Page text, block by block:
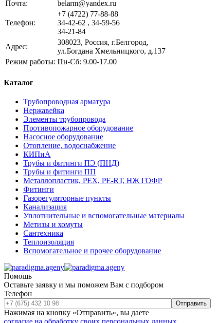
Почта:
belarm@yandex.ru
Телефон:
+7 (4722) 77-88-88
34-42-62 , 34-59-56
34-21-84
Адрес:
308023, Россия, г.Белгород,
ул.Богдана Хмельницкого, д.137
Режим работы: Пн-Сб: 9.00-17.00
Каталог
Трубопроводная арматура
Нержавейка
Элементы трубопровода
Противопожарное оборудование
Насосное оборудование
Отопление, водоснабжение
КИПиА
Трубы и фитинги ПЭ (ПНД)
Трубы и фитинги ПП
Металлопластик, РЕХ, РЕ-RТ, НЖ ГОФР
Фитинги
Газорегуляторные пункты
Канализация
Уплотнительные и вспомогательные материалы
Метизы и хомуты
Сантехника
Теплоизоляция
Вспомогательное и прочее оборудование
Помощь
Оставьте заявку и мы поможем Вам с подбором
Телефон
Отправить
Нажимая на кнопку «Отправить», вы даете
согласие на обработку своих персональных данных.